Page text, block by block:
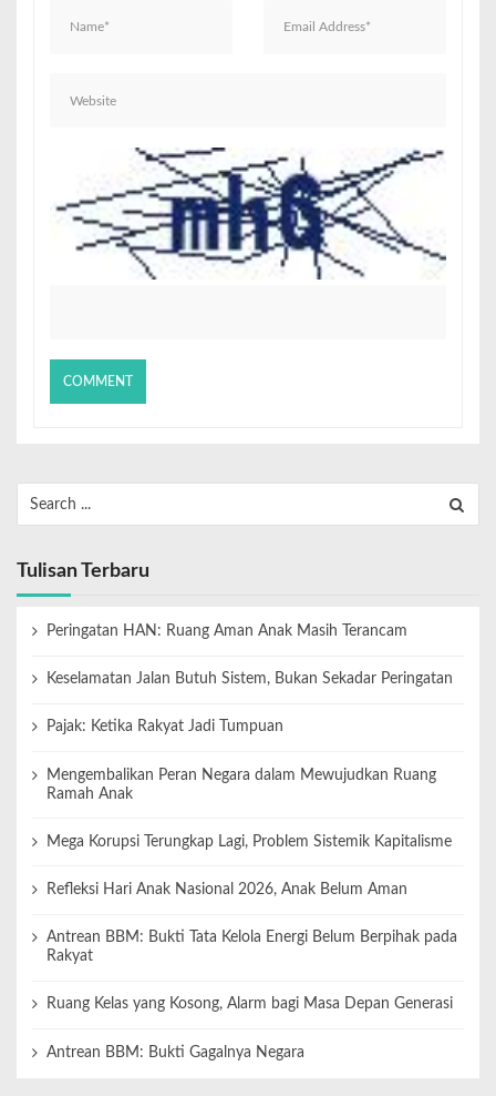
Tulisan Terbaru
Peringatan HAN: Ruang Aman Anak Masih Terancam
Keselamatan Jalan Butuh Sistem, Bukan Sekadar Peringatan
Pajak: Ketika Rakyat Jadi Tumpuan
Mengembalikan Peran Negara dalam Mewujudkan Ruang
Ramah Anak
Mega Korupsi Terungkap Lagi, Problem Sistemik Kapitalisme
Refleksi Hari Anak Nasional 2026, Anak Belum Aman
Antrean BBM: Bukti Tata Kelola Energi Belum Berpihak pada
Rakyat
Ruang Kelas yang Kosong, Alarm bagi Masa Depan Generasi
Antrean BBM: Bukti Gagalnya Negara